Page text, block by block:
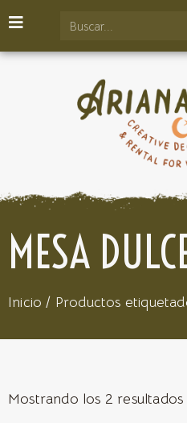
MESA
Inicio / Productos
Mostrando los 2 resultados